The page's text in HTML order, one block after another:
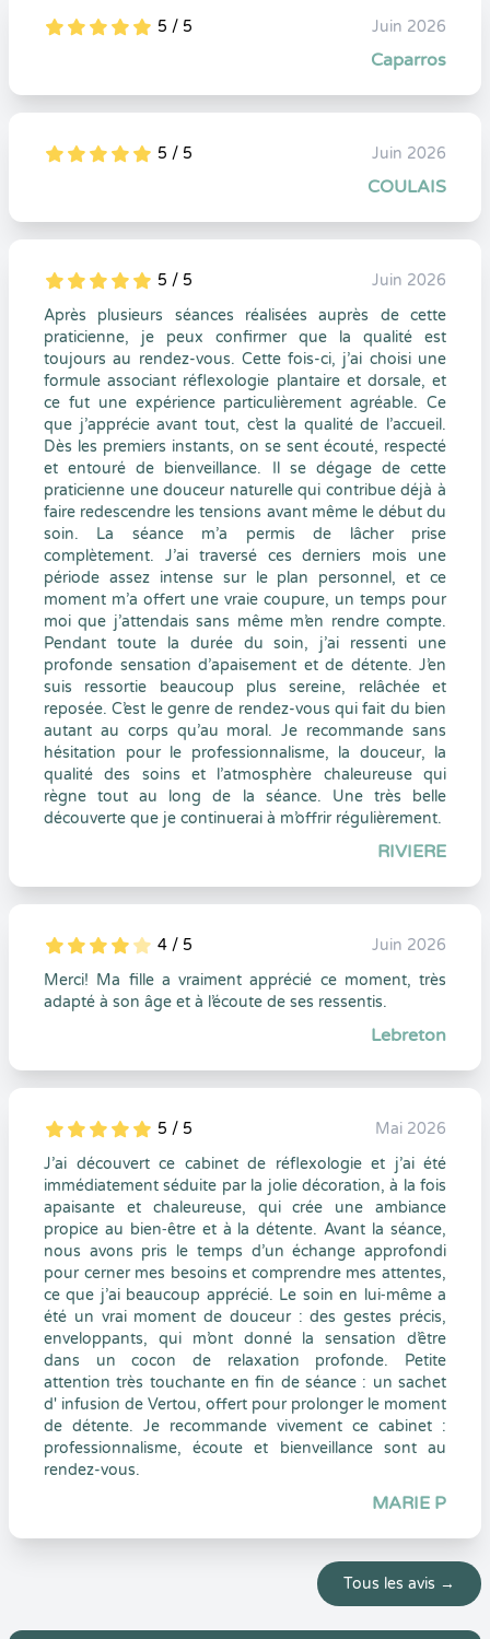
5
1
5
0 5 / 5 Juin 2026
Caparros
5
1
5
0 5 / 5 Juin 2026
COULAIS
5
1
5
0 5 / 5
Juin 2026
Après plusieurs séances réalisées auprès de cette
praticienne, je peux confirmer que la qualité est
toujours au rendez-vous. Cette fois-ci, j’ai choisi une
formule associant réflexologie plantaire et dorsale, et
ce fut une expérience particulièrement agréable. Ce
que j’apprécie avant tout, c’est la qualité de l’accueil.
Dès les premiers instants, on se sent écouté, respecté
et entouré de bienveillance. Il se dégage de cette
praticienne une douceur naturelle qui contribue déjà à
faire redescendre les tensions avant même le début du
soin. La séance m’a permis de lâcher prise
complètement. J’ai traversé ces derniers mois une
période assez intense sur le plan personnel, et ce
moment m’a offert une vraie coupure, un temps pour
moi que j’attendais sans même m’en rendre compte.
Pendant toute la durée du soin, j’ai ressenti une
profonde sensation d’apaisement et de détente. J’en
suis ressortie beaucoup plus sereine, relâchée et
reposée. C’est le genre de rendez-vous qui fait du bien
autant au corps qu’au moral. Je recommande sans
hésitation pour le professionnalisme, la douceur, la
qualité des soins et l’atmosphère chaleureuse qui
règne tout au long de la séance. Une très belle
découverte que je continuerai à m’offrir régulièrement.
RIVIERE
5
1
4
0 4 / 5
Juin 2026
Merci! Ma fille a vraiment apprécié ce moment, très
adapté à son âge et à l’écoute de ses ressentis.
Lebreton
5
1
5
0 5 / 5
Mai 2026
J’ai découvert ce cabinet de réflexologie et j’ai été
immédiatement séduite par la jolie décoration, à la fois
apaisante et chaleureuse, qui crée une ambiance
propice au bien‑être et à la détente. Avant la séance,
nous avons pris le temps d’un échange approfondi
pour cerner mes besoins et comprendre mes attentes,
ce que j’ai beaucoup apprécié. Le soin en lui‑même a
été un vrai moment de douceur : des gestes précis,
enveloppants, qui m’ont donné la sensation d’être
dans un cocon de relaxation profonde. Petite
attention très touchante en fin de séance : un sachet
d' infusion de Vertou, offert pour prolonger le moment
de détente. Je recommande vivement ce cabinet :
professionnalisme, écoute et bienveillance sont au
rendez-vous.
MARIE P
Tous les avis →